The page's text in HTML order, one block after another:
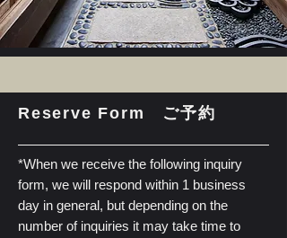
Reserve Form ご予約
*When we receive the following inquiry
form, we will respond within 1 business
day in general, but depending on the
number of inquiries it may take time to